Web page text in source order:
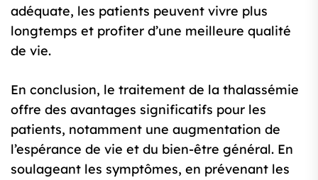
adéquate, les patients peuvent vivre plus
longtemps et profiter d’une meilleure qualité
de vie.
En conclusion, le traitement de la thalassémie
offre des avantages significatifs pour les
patients, notamment une augmentation de
l’espérance de vie et du bien-être général. En
soulageant les symptômes, en prévenant les